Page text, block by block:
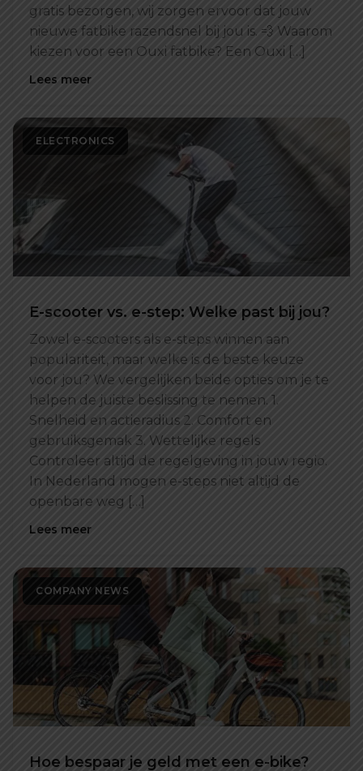
gratis bezorgen, wij zorgen ervoor dat jouw
nieuwe fatbike razendsnel bij jou is. 💨 Waarom
kiezen voor een Ouxi fatbike? Een Ouxi […]
Lees meer
ELECTRONICS
E-scooter vs. e-step: Welke past bij jou?
Zowel e-scooters als e-steps winnen aan
populariteit, maar welke is de beste keuze
voor jou? We vergelijken beide opties om je te
helpen de juiste beslissing te nemen. 1.
Snelheid en actieradius 2. Comfort en
gebruiksgemak 3. Wettelijke regels
Controleer altijd de regelgeving in jouw regio.
In Nederland mogen e-steps niet altijd de
openbare weg […]
Lees meer
COMPANY NEWS
Hoe bespaar je geld met een e-bike?